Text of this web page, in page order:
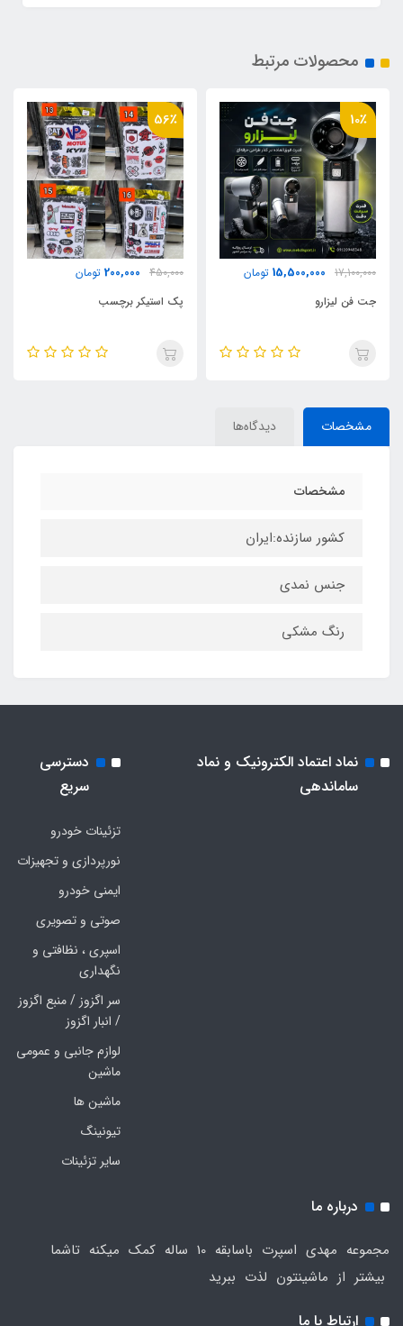
محصولات مرتبط
56٪
450,000
200,000 تومان
پک استیکر برچسب
31٪
850,000
590,000 تومان
چوب بیسبال چوبی
مشخصات دیدگاه‌ها
مشخصات
کشور سازنده:ایران
جنس نمدی
رنگ مشکی
نماد اعتماد الکترونیک و نماد
ساماندهی
دسترسی
سریع
تزئینات خودرو
نورپردازی و تجهیزات
ایمنی خودرو
صوتی و تصویری
اسپری ، نظافتی و
نگهداری
سر اگزوز / منبع اگزوز
/ انبار اگزوز
لوازم جانبی و عمومی
ماشین
ماشین ها
تیونینگ
سایر تزئینات
درباره ما
مجموعه مهدی اسپرت باسابقه 10 ساله کمک میکنه تاشما
بیشتر از ماشینتون لذت ببرید
ارتباط با ما